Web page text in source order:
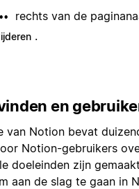
rechts van de
.
en
van Notion bevat
Notion-gebruikers
doeleinden zijn
aan de slag te gaan in